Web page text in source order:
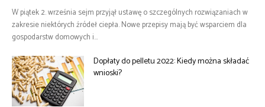
W piątek 2. września sejm przyjął ustawę o szczególnych rozwiązaniach w
zakresie niektórych źródeł ciepła. Nowe przepisy mają być wsparciem dla
gospodarstw domowych i...
Dopłaty do pelletu 2022: Kiedy można składać
wnioski?